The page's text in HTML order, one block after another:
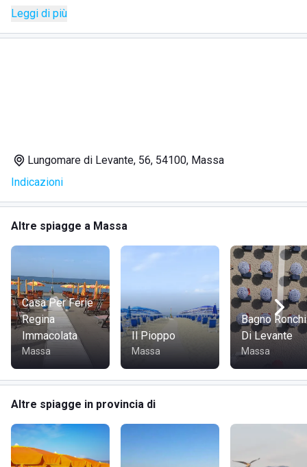
La spiaggia è ben pulita ed organizzata, con ombrelloni ben
distanziati fra loro, lo staff sempre gentile e pronto a
DOVE SI TROVA BAGNO STEFANIA
a Massa, a breve distanza da numerosi bar e ristoranti della
zona.
COME RAGGIUNGERE BAGNO STEFANIA
Bagno Stefania è facilmente raggiungibile in automobile
tramite l'autostrada A12. Si trova, inoltre, vicino a svariate
fermate autobus che lo collegano al centro della città.
Leggi di più
Lungomare di Levante, 56, 54100, Massa
Indicazioni
Altre spiagge a Massa
Casa Per Ferie
Regina
Immacolata
Massa
Il Pioppo
Massa
Bagno Ronchi
Di Levante
Massa
Altre spiagge in provincia di